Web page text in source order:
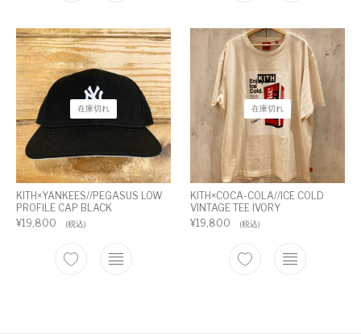
在庫切れ
KITH×YANKEES//PEGASUS LOW
PROFILE CAP BLACK
¥19,800 (税込)
在庫切れ
KITH×COCA-COLA//ICE COLD
VINTAGE TEE IVORY
¥19,800 (税込)